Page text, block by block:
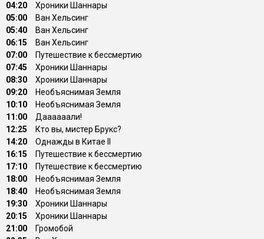
04:20
Хроники Шаннары
05:00
Ван Хельсинг
05:40
Ван Хельсинг
06:15
Ван Хельсинг
07:00
Путешествие к бессмертию
07:45
Хроники Шаннары
08:30
Хроники Шаннары
09:20
Необъяснимая Земля
10:10
Необъяснимая Земля
11:00
Даааааали!
12:25
Кто вы, мистер Брукс?
14:20
Однажды в Китае II
16:15
Путешествие к бессмертию
17:10
Путешествие к бессмертию
18:00
Необъяснимая Земля
18:40
Необъяснимая Земля
19:30
Хроники Шаннары
20:15
Хроники Шаннары
21:00
Громобой